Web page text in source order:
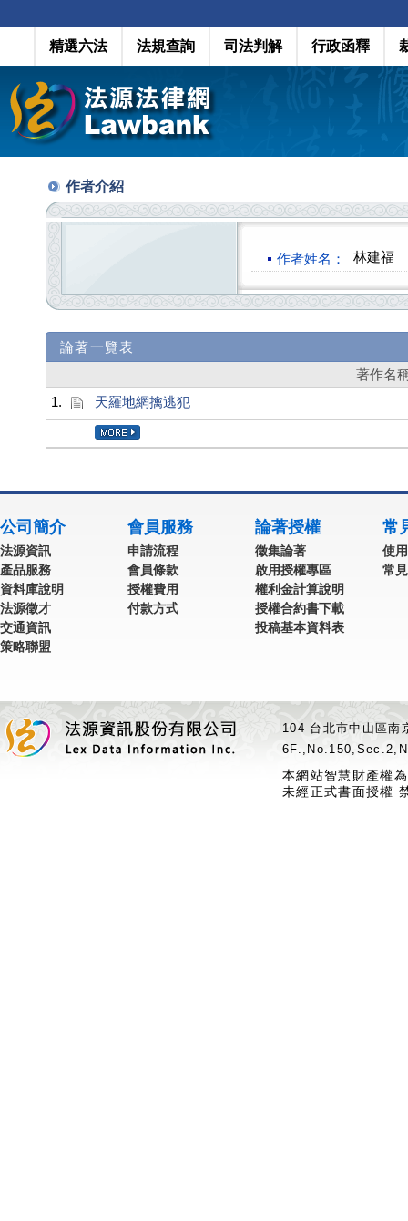
精選六法 法規查詢 司法判解 行政函釋
作者介紹
作者姓名： 林建福
論著一覽表
著作名
1.
天羅地網擒逃犯
公司簡介
法源資訊
產品服務
資料庫說明
法源徵才
交通資訊
策略聯盟
會員服務
申請流程
會員條款
授權費用
付款方式
論著授權
徵集論著
啟用授權專區
權利金計算說明
授權合約書下載
投稿基本資料表
常
使
常
104 台北市中山區
本網站智慧財產權
未經正式書面授權